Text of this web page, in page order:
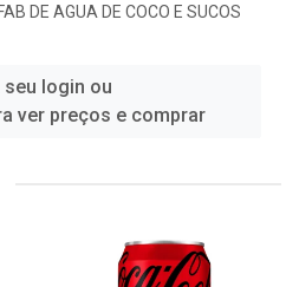
DE AGUA DE COCO E SUCOS
seu login ou
ver preços e comprar